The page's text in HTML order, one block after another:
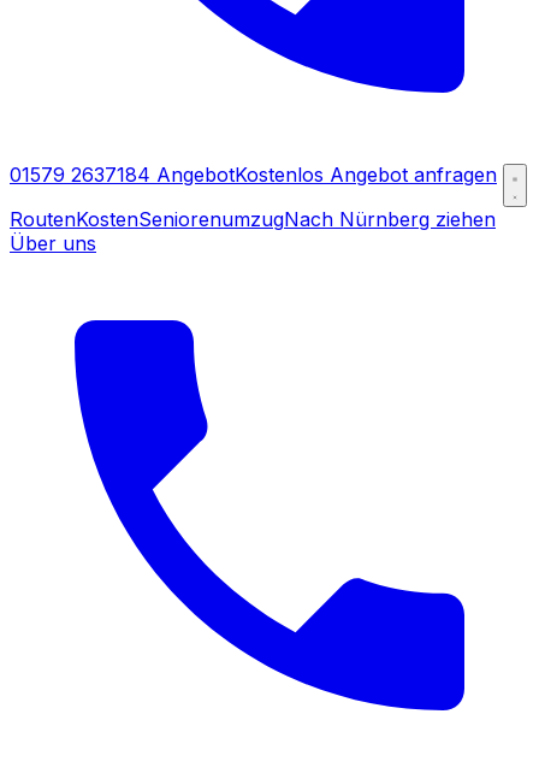
01579 2637184 AngebotKostenlos Angebot anfragen
RoutenKostenSeniorenumzugNach Nürnberg ziehen
Über uns